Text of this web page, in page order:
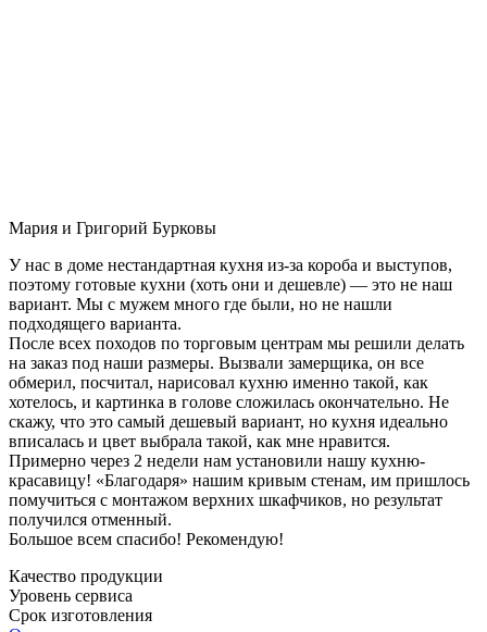
Мария и Григорий Бурковы
У нас в доме нестандартная кухня из-за короба и выступов,
поэтому готовые кухни (хоть они и дешевле) — это не наш
вариант. Мы с мужем много где были, но не нашли
подходящего варианта.
После всех походов по торговым центрам мы решили делать
на заказ под наши размеры. Вызвали замерщика, он все
обмерил, посчитал, нарисовал кухню именно такой, как
хотелось, и картинка в голове сложилась окончательно. Не
скажу, что это самый дешевый вариант, но кухня идеально
вписалась и цвет выбрала такой, как мне нравится.
Примерно через 2 недели нам установили нашу кухню-
красавицу! «Благодаря» нашим кривым стенам, им пришлось
помучиться с монтажом верхних шкафчиков, но результат
получился отменный.
Большое всем спасибо! Рекомендую!
Качество продукции
Уровень сервиса
Срок изготовления